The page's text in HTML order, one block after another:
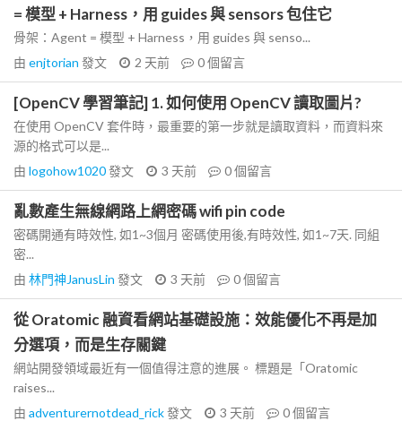
= 模型 + Harness，用 guides 與 sensors 包住它
骨架：Agent = 模型 + Harness，用 guides 與 senso...
由 enjtorian 發文 2 天前 0個留言
[OpenCV 學習筆記] 1. 如何使用 OpenCV 讀取圖片?
在使用 OpenCV 套件時，最重要的第一步就是讀取資料，而資料來
源的格式可以是...
由 logohow1020發文 3 天前 0個留言
亂數產生無線網路上網密碼 wifi pin code
密碼開通有時效性, 如1~3個月 密碼使用後,有時效性, 如1~7天. 同組
密...
由 林門神JanusLin 發文 3 天前 0個留言
從 Oratomic 融資看網站基礎設施：效能優化不再是加
分選項，而是生存關鍵
網站開發領域最近有一個值得注意的進展。 標題是「Oratomic
raises...
由 adventurernotdead_rick發文 3 天前 0個留言